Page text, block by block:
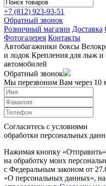
+7 (812) 923-93-51
Обратный звонок
Розничный магазин Доставка
Фотогалерея Контакты
Автобагажники боксы
и лодок Крепления для лыж и
автомобилей
Обратный звонок
Мы перезвоним Вам через 10
Согласитесь с условиями
обработки персональных
Нажимая кнопку
на обработку моих
с Федеральным законом от
«О персональных данных»,